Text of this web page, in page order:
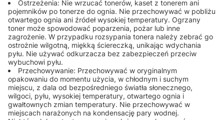
Ostrzeżenia: Nie wrzucać tonerów, kaset z tonerem ani
pojemników po tonerze do ognia. Nie przechowywać w pobliżu
otwartego ognia ani źródeł wysokiej temperatury. Ogrzany
toner może spowodować poparzenia, pożar lub inne
zagrożenie. W przypadku rozsypania tonera należy zebrać go
ostrożnie wilgotną, miękką ściereczką, unikając wdychania
pyłu. Nie używać odkurzacza bez zabezpieczeń przeciw
wybuchowi pyłu.
Przechowywanie: Przechowywać w oryginalnym
opakowaniu do momentu użycia, w chłodnym i suchym
miejscu, z dala od bezpośredniego światła słonecznego,
wilgoci, pyłu, wysokiej temperatury, otwartego ognia i
gwałtownych zmian temperatury. Nie przechowywać w
miejscach narażonych na kondensację pary wodnej.